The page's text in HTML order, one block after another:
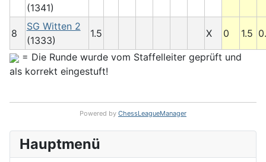
(1341)
8
SG Witten 2
(1333)
1.5 X 0 1.5
= Die Runde wurde vom Staffelleiter geprüft und
als korrekt eingestuft!
Powered by ChessLeagueManager
Hauptmenü